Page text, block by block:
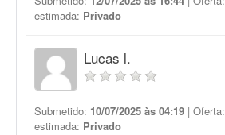
estimada: Privado
Lucas l.
Submetido: 10/07/2025 às 04:19 | Oferta:
estimada: Privado